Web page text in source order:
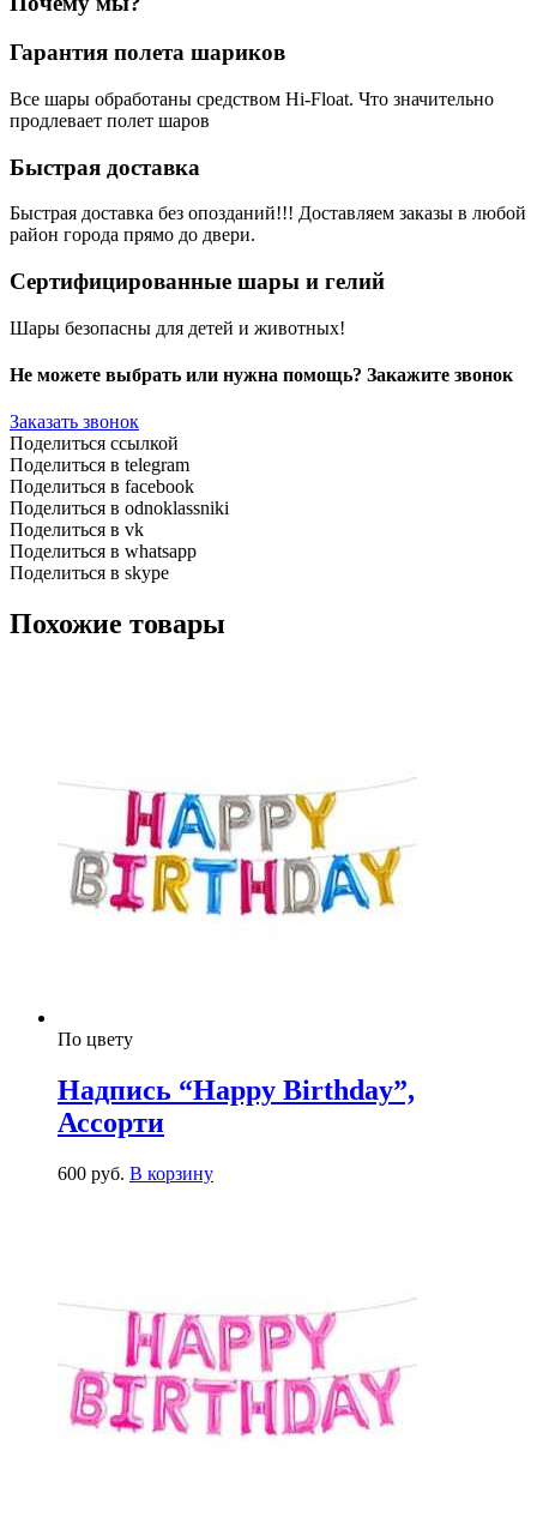
Гарантия полета шариков
Все шары обработаны средством Hi-Float. Что значительно
продлевает полет шаров
Быстрая доставка
Быстрая доставка без опозданий!!! Доставляем заказы в любой
район города прямо до двери.
Сертифицированные шары и гелий
Шары безопасны для детей и животных!
Не можете выбрать или нужна помощь? Закажите звонок
Заказать звонок
Поделиться ссылкой
Поделиться в telegram
Поделиться в facebook
Поделиться в odnoklassniki
Поделиться в vk
Поделиться в whatsapp
Поделиться в skype
Похожие товары
По цвету
Надпись “Happy Birthday”,
Ассорти
600 руб. В корзину